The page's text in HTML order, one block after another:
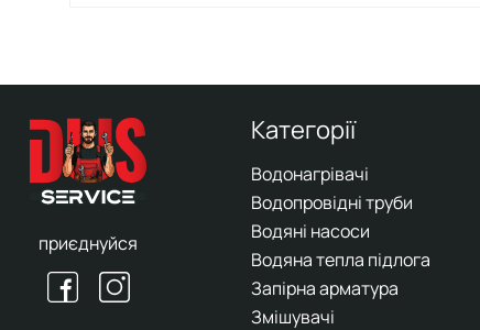
приєднуйся
Категорії
Водонагрівачі
Водопровідні труби
Водяні насоси
Водяна тепла підлога
Запірна арматура
Змішувачі